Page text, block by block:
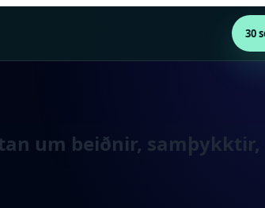
30
um beiðnir, samþykktir,